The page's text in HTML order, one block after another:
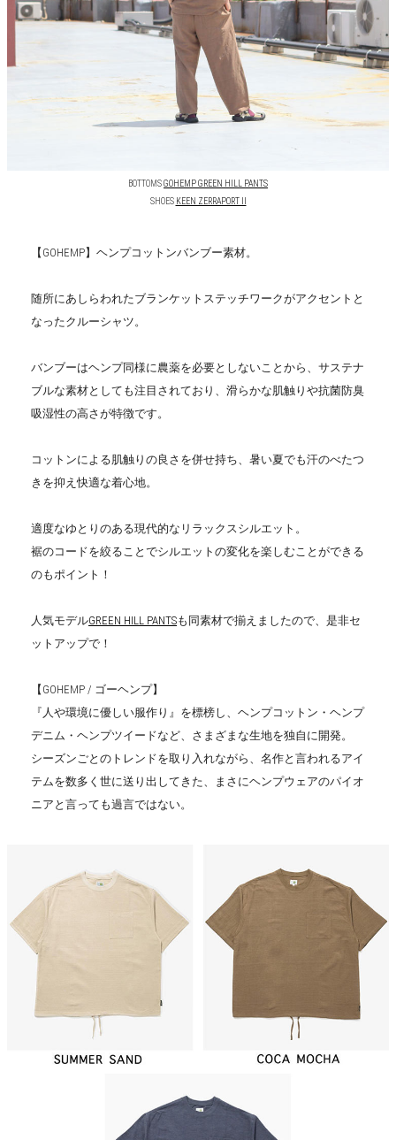
BOTTOMSGOHEMP GREEN HILL PANTS
SHOES KEEN ZERRAPORT II
【GOHEMP】ヘンプコットンバンブー素材。
随所にあしらわれたブランケットステッチワークがアクセントと
なったクルーシャツ。
バンブーはヘンプ同様に農薬を必要としないことから、サステナ
ブルな素材としても注目されており、滑らかな肌触りや抗菌防臭
吸湿性の高さが特徴です。
コットンによる肌触りの良さを併せ持ち、暑い夏でも汗のべたつ
きを抑え快適な着心地。
適度なゆとりのある現代的なリラックスシルエット。
裾のコードを絞ることでシルエットの変化を楽しむことができる
のもポイント！
人気モデルGREEN HILL PANTSも同素材で揃えましたので、是非セ
ットアップで！
【GOHEMP / ゴーヘンプ】
『人や環境に優しい服作り』を標榜し、ヘンプコットン・ヘンプ
デニム・ヘンプツイードなど、さまざまな生地を独自に開発。
シーズンごとのトレンドを取り入れながら、名作と言われるアイ
テムを数多く世に送り出してきた、まさにヘンプウェアのパイオ
ニアと言っても過言ではない。